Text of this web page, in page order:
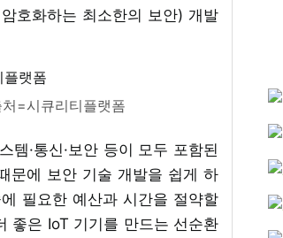
호화하는 최소한의 보안) 개발
=시큐리티플랫폼
템·통신·보안 등이 모두 포함된
문에 보안 기술 개발을 쉽게 하
필요한 예산과 시간을 절약할
좋은 IoT 기기를 만드는 선순환